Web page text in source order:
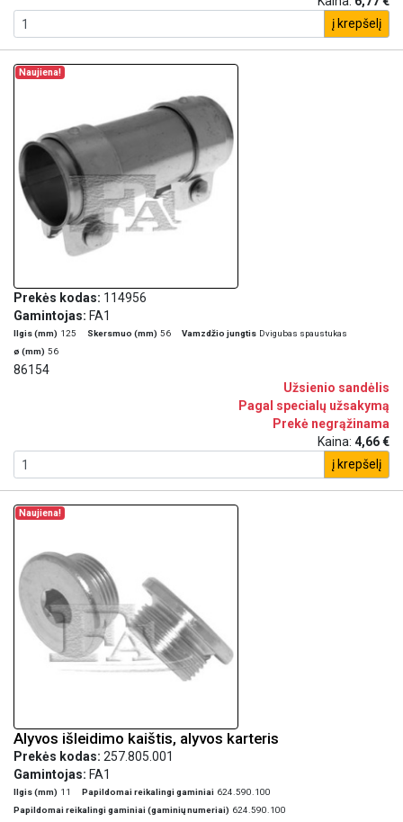
į krepšelį
Naujiena!
Prekės kodas: 114956
Gamintojas: FA1
Ilgis (mm) 125 Skersmuo (mm) 56 Vamzdžio jungtis Dvigubas spaustukas
ø (mm) 56
86154
Užsienio sandėlis
Pagal specialų užsakymą
Prekė negrąžinama
Kaina: 4,66 €
į krepšelį
Naujiena!
Alyvos išleidimo kaištis, alyvos karteris
Prekės kodas: 257.805.001
Gamintojas: FA1
Ilgis (mm) 11 Papildomai reikalingi gaminiai 624.590.100
Papildomai reikalingi gaminiai (gaminių numeriai) 624.590.100